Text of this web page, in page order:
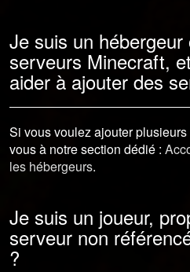
Je suis un
serveurs Minecraft,
aider à ajouter des
Si vous voulez ajouter
vous à notre section dédié :
les hébergeurs.
Je suis un joueur,
serveur non
?